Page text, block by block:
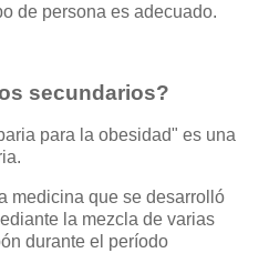
de persona es adecuado.
secundarios?
para la obesidad" es una
medicina que se desarrolló
la mezcla de varias
durante el período